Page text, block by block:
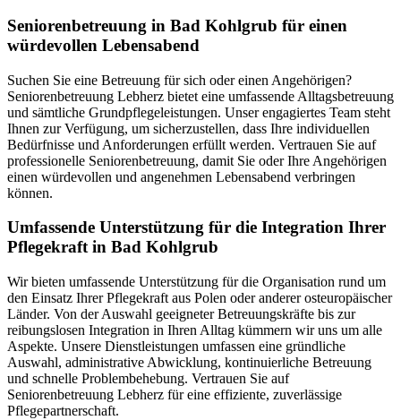
Senioren­betreuung in Bad Kohlgrub für einen
würdevollen Lebensabend
Suchen Sie eine Betreuung für sich oder einen Angehörigen?
Seniorenbetreuung Lebherz bietet eine umfassende Alltagsbetreuung
und sämtliche Grundpflegeleistungen. Unser engagiertes Team steht
Ihnen zur Verfügung, um sicherzustellen, dass Ihre individuellen
Bedürfnisse und Anforderungen erfüllt werden. Vertrauen Sie auf
professionelle Seniorenbetreuung, damit Sie oder Ihre Angehörigen
einen würdevollen und angenehmen Lebensabend verbringen
können.
Umfassende Unterstützung für die Integration Ihrer
Pflegekraft in Bad Kohlgrub
Wir bieten umfassende Unterstützung für die Organisation rund um
den Einsatz Ihrer Pflegekraft aus Polen oder anderer osteuropäischer
Länder. Von der Auswahl geeigneter Betreuungskräfte bis zur
reibungslosen Integration in Ihren Alltag kümmern wir uns um alle
Aspekte. Unsere Dienstleistungen umfassen eine gründliche
Auswahl, administrative Abwicklung, kontinuierliche Betreuung
und schnelle Problembehebung. Vertrauen Sie auf
Seniorenbetreuung Lebherz für eine effiziente, zuverlässige
Pflegepartnerschaft.